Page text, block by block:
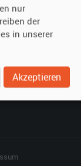
(FAQ)
nur
der
in unserer
Akzeptieren